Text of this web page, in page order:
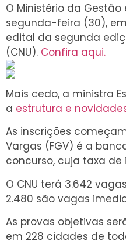
O Ministério da
segunda-feira (30),
edital da segunda
(CNU). Confira aqui.
Mais cedo, a ministra
a estrutura e
As inscrições
Vargas (FGV) é a
concurso, cuja taxa de
O CNU terá 3.642
2.480 são vagas
As provas objetivas
em 228 cidades de